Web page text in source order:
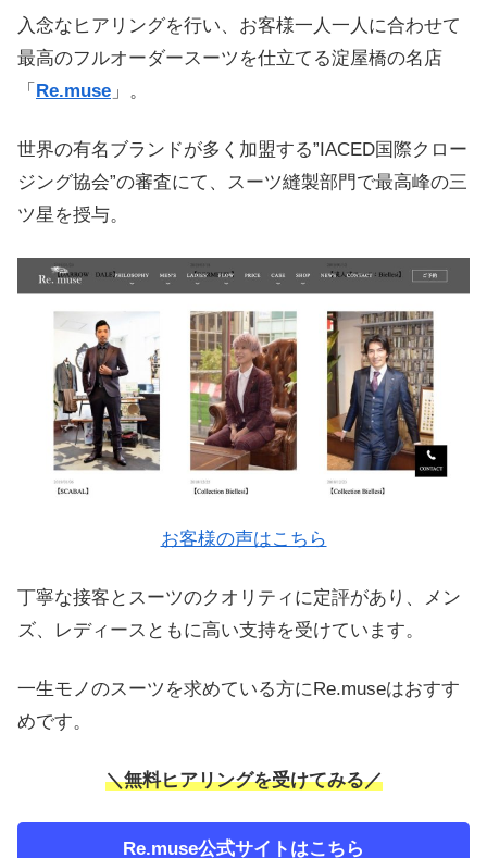
入念なヒアリングを行い、お客様一人一人に合わせて
最高のフルオーダースーツを仕立てる淀屋橋の名店
「 Re.muse 」。
世界の有名ブランドが多く加盟する”IACED国際クロー
ジング協会”の審査にて、スーツ縫製部門で最高峰の三
ツ星を授与。
お客様の声はこちら
丁寧な接客とスーツのクオリティに定評があり、メン
ズ、レディースともに高い支持を受けています。
一生モノのスーツを求めている方にRe.museはおすす
めです。
＼無料ヒアリングを受けてみる／
Re.muse公式サイトはこちら